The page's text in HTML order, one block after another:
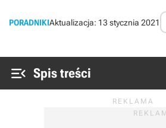
PORADNIKIAktualizacja: 13 stycznia 2021
 Spis treści